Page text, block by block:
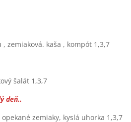
zemiaková. kaša , kompót 1,3,7
šalát 1,3,7
deň..
zemiaky, kyslá uhorka 1,3,7